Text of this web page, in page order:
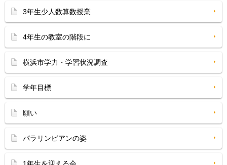
3年生少人数算数授業
4年生の教室の階段に
横浜市学力・学習状況調査
学年目標
願い
パラリンピアンの姿